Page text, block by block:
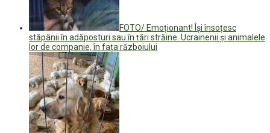
FOTO/ Emoționant! Își însoțesc
stăpânii în adăposturi sau în țări străine. Ucrainenii și animalele
lor de companie, în fața războiului